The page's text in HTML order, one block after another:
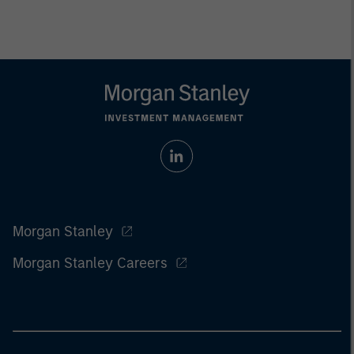
Morgan Stanley
Morgan Stanley Careers